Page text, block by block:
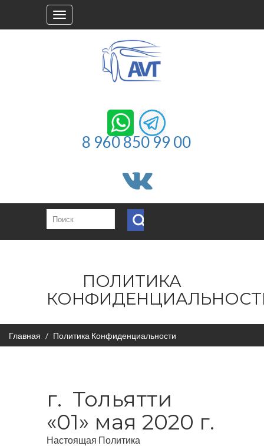
Toggle
navigation
8 960 850 99 00
ПОЛИТИКА
Главная Политика Конфиденциальности
г. Тольятти
«01» мая 2020 г.
Настоящая Политика